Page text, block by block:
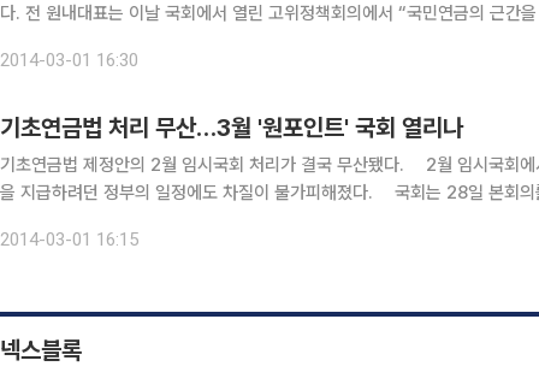
다. 전 원내대표는 이날 국회에서 열린 고위정책회의에서 “국민연금의 근간을 흔들고 미래세대에 부담을 떠넘기는 사기극을 국민은 용납
2014-03-01 16:30
기초연금법 처리 무산…3월 '원포인트' 국회 열리나
기초연금법 제정안의 2월 임시국회 처리가 결국 무산됐다. 2월 임시국회
을 지급하려던 정부의 일정에도 차질이 불가피해졌다. 국회는 28일 본회
2014-03-01 16:15
넥스블록